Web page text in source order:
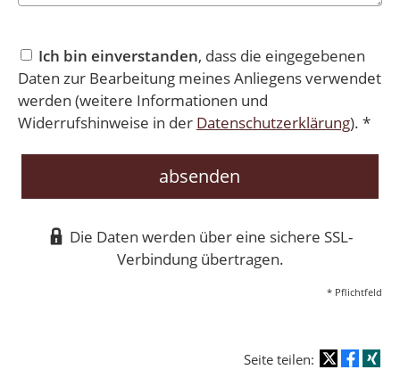
Ich bin einverstanden, dass die eingegebenen
Daten zur Bearbeitung meines Anliegens verwendet
werden (weitere Informationen und
Widerrufshinweise in der Datenschutzerklärung). *
absenden
Die Daten werden über eine sichere SSL-
Verbindung übertragen.
* Pflichtfeld
Seite teilen: